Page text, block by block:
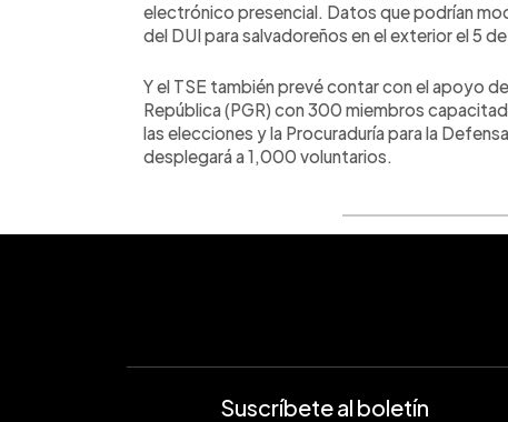
electrónico presencial. Datos que podrían
del DUI para salvadoreños en el exterior el 5
Y el TSE también prevé contar con el apoyo
República (PGR) con 300 miembros
las elecciones y la Procuraduría para la
desplegará a 1,000 voluntarios.
Suscríbete al boletín